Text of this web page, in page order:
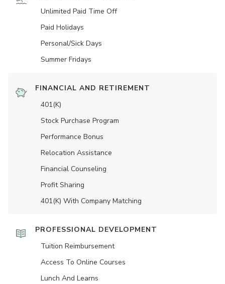
Unlimited Paid Time Off
Paid Holidays
Personal/Sick Days
Summer Fridays
FINANCIAL AND RETIREMENT
401(K)
Stock Purchase Program
Performance Bonus
Relocation Assistance
Financial Counseling
Profit Sharing
401(K) With Company Matching
PROFESSIONAL DEVELOPMENT
Tuition Reimbursement
Access To Online Courses
Lunch And Learns